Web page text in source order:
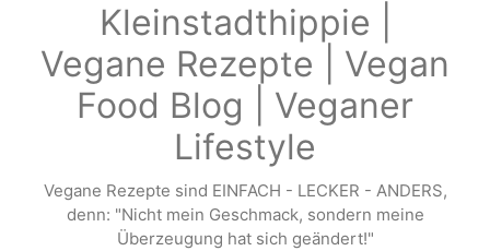
Kleinstadthippie |
Vegane Rezepte | Vegan
Food Blog | Veganer
Lifestyle
Vegane Rezepte sind EINFACH - LECKER - ANDERS,
denn: "Nicht mein Geschmack, sondern meine
Überzeugung hat sich geändert!"